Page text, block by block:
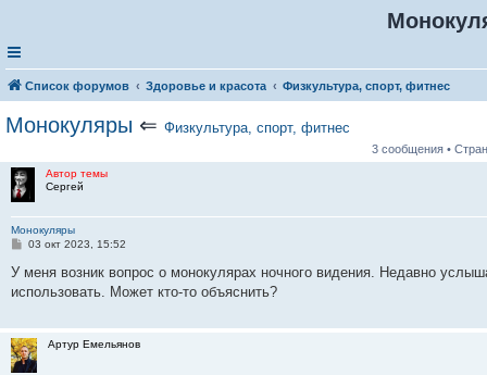
Список форумов Здоровье и красота Физкультура, спорт, фитнес
Монокуляры ⇐ Физкультура, спорт, фитнес
3 сообщения •
Автор темы
Cергей
Монокуляры
С
о
щ
е
03 окт 2023, 15:52
У меня возник вопрос о монокулярах ночного видения. Недавно
использовать. Может кто-то объяснить?
Артур Емельянов